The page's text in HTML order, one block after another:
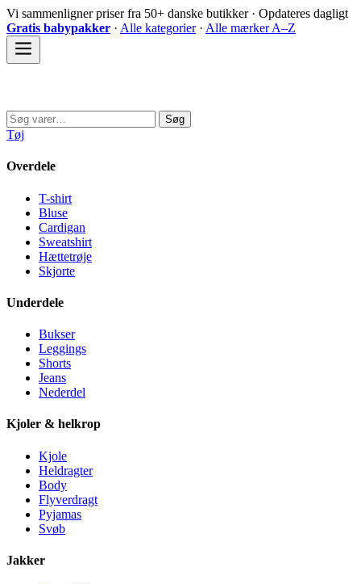
Spring
til
indhold
Vi sammenligner priser fra 50+ danske butikker · Opdateres dagligt
Gratis babypakker · Alle kategorier· Alle mærker A–Z
Søg
efter:
Søg
Tøj
Overdele
T-shirt
Bluse
Cardigan
Sweatshirt
Hættetrøje
Skjorte
Underdele
Bukser
Leggings
Shorts
Jeans
Nederdel
Kjoler & helkrop
Kjole
Heldragter
Body
Flyverdragt
Pyjamas
Svøb
Jakker